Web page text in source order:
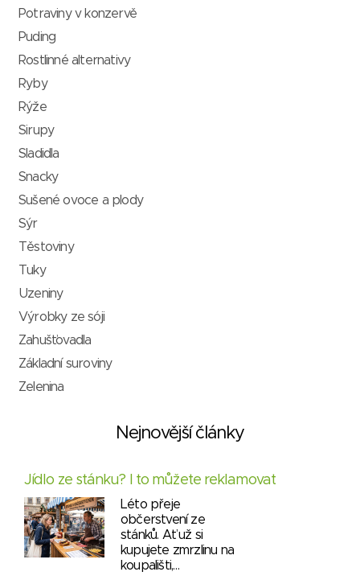
Potraviny v konzervě
Puding
Rostlinné alternativy
Ryby
Rýže
Sirupy
Sladidla
Snacky
Sušené ovoce a plody
Sýr
Těstoviny
Tuky
Uzeniny
Výrobky ze sóji
Zahušťovadla
Základní suroviny
Zelenina
Nejnovější články
Jídlo ze stánku? I to můžete reklamovat
Léto přeje
občerstvení ze
stánků. Ať už si
kupujete zmrzlinu na
koupališti,…